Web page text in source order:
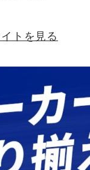
トを見る